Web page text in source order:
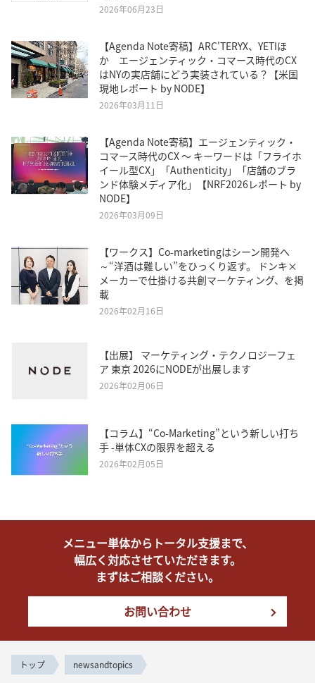
2026年06月23日
【Agenda Note寄稿】ARC'TERYX、YETIほ
か エージェンティック・コマース時代のCX
はNYの実店舗にどう実装されている？【米国
現地レポート by NODE】
2026年03月11日
【Agenda Note寄稿】エージェンティック・
コマース時代のCX 〜 キーワードは「フライホ
イール型CX」「Authenticity」「店舗のブラ
ンド体験メディア化」【NRF2026レポート by
NODE】
2026年03月09日
【ワークス】Co-marketingはシーン開発へ
～“洋酒は難しい”をひっくり返す。 ドンキ×
メーカーで仕掛ける共創マーケティング、を掲
載
2026年02月16日
【出展】 マーケティング・テクノロジーフェ
ア 東京 2026にNODEが出展します
2026年02月06日
【コラム】“Co-Marketing”という新しい打ち
手 -単体CXの限界を超える
2026年02月05日
メニュー単体からトータル支援まで、
幅広く対応させていただきます。
まずはご相談ください。
お問い合わせ
トップ newsandtopics